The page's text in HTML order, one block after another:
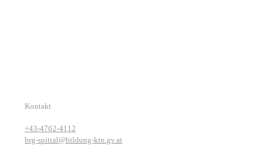
Kontakt
+43-4762-4112
brg-spittal@bildung-ktn.gv.at